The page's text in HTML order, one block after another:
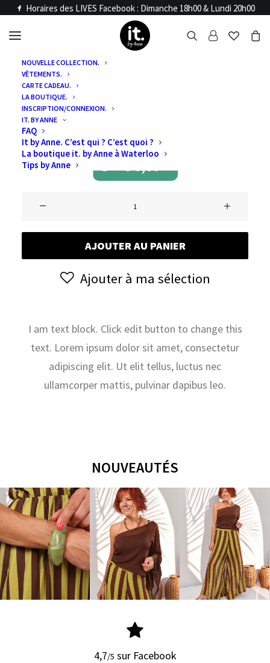
Horaires des LIVES Facebook : Dimanche 18h00 & Lundi 20h00
NOUVELLE COLLECTION.
VÊTEMENTS.
CARTE CADEAU.
LA BOUTIQUE.
INSCRIPTION/CONNEXION.
IT. BY ANNE
FAQ
It by Anne. C’est qui ? C’est quoi ?
La boutique it. by Anne à Waterloo
Tips by Anne
Accueil Articles LIVE
LIVE BIJOUX 22 &
23 OCTOBRE 2025
€0,00
LIVE
BIJOUX
22
&
2025
AJOUTER AU PANIER
Ajouter à ma sélection
I am text block. Click edit button to change this
text. Lorem ipsum dolor sit amet, consectetur
adipiscing elit. Ut elit tellus, luctus nec
ullamcorper mattis, pulvinar dapibus leo.
NOUVEAUTÉS
4,7/5 sur Facebook